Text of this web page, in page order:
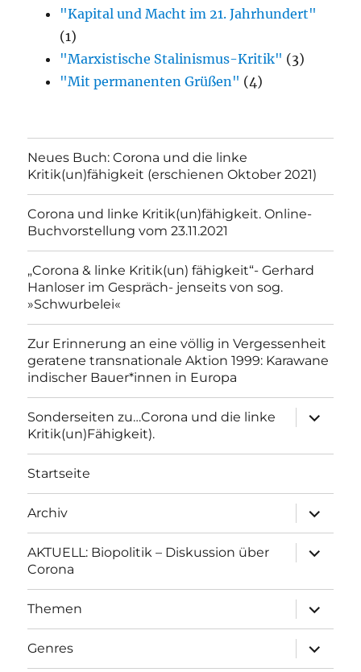
"Kapital und Macht im 21. Jahrhundert"
(1)
"Marxistische Stalinismus-Kritik" (3)
"Mit permanenten Grüßen" (4)
Neues Buch: Corona und die linke
Kritik(un)fähigkeit (erschienen Oktober 2021)
Corona und linke Kritik(un)fähigkeit. Online-
Buchvorstellung vom 23.11.2021
„Corona & linke Kritik(un) fähigkeit“- Gerhard
Hanloser im Gespräch- jenseits von sog.
»Schwurbelei«
Zur Erinnerung an eine völlig in Vergessenheit
geratene transnationale Aktion 1999: Karawane
indischer Bauer*innen in Europa
Sonderseiten zu…Corona und die linke
Kritik(un)Fähigkeit).
anzeigen
Startseite
Archiv
anzeigen
AKTUELL: Biopolitik – Diskussion über
Corona
anzeigen
Themen
anzeigen
Genres
anzeigen